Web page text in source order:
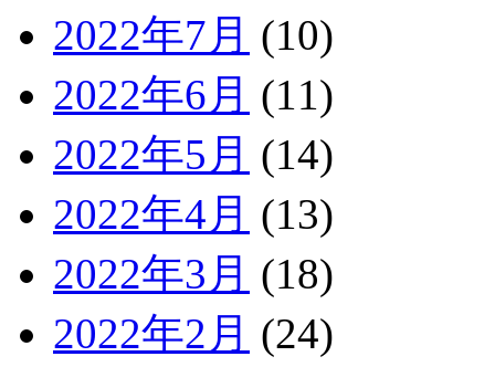
2022年7月 (10)
2022年6月 (11)
2022年5月 (14)
2022年4月 (13)
2022年3月 (18)
2022年2月 (24)